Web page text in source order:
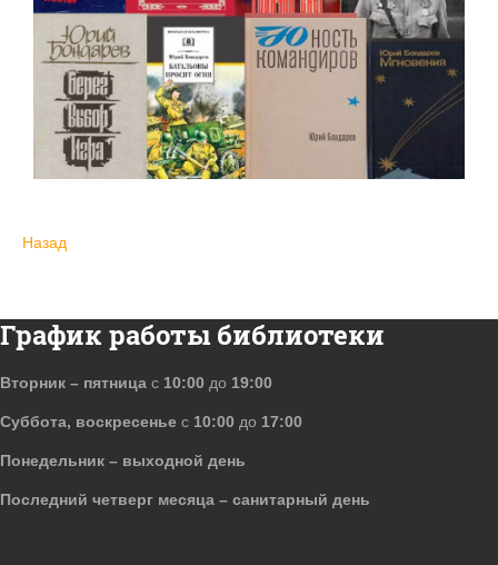
Назад
График работы библиотеки
Вторник – пятница с 10:00 до 19:00
Суббота, воскресенье с 10:00 до 17:00
Понедельник – выходной день
Последний четверг месяца – санитарный день